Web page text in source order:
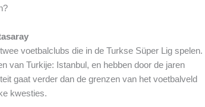
voetbalclubs die in de Turkse Süper Lig spelen.
van Turkije: Istanbul, en hebben door de jaren
gaat verder dan de grenzen van het voetbalveld
kwesties.